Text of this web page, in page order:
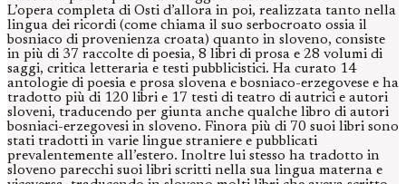
L’opera completa di Osti d’allora in poi, realizzata tanto nella
lingua dei ricordi (come chiama il suo serbocroato ossia il
bosniaco di provenienza croata) quanto in sloveno, consiste
in più di 37 raccolte di poesia, 8 libri di prosa e 28 volumi di
saggi, critica letteraria e testi pubblicistici. Ha curato 14
antologie di poesia e prosa slovena e bosniaco-erzegovese e ha
tradotto più di 120 libri e 17 testi di teatro di autrici e autori
sloveni, traducendo per giunta anche qualche libro di autori
bosniaci-erzegovesi in sloveno. Finora più di 70 suoi libri sono
stati tradotti in varie lingue straniere e pubblicati
prevalentemente all’estero. Inoltre lui stesso ha tradotto in
sloveno parecchi suoi libri scritti nella sua lingua materna e